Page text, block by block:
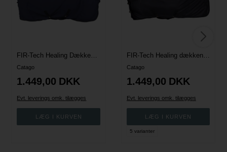
Catago
1.449,00 DKK
Evt. leverings omk. tilægges
Catago
1.449,00 DKK
Evt. leverings omk. tilægges
5 varianter